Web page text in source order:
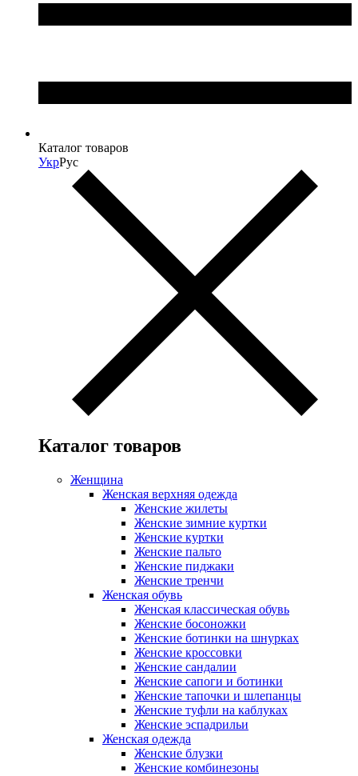
Каталог товаров
УкрРус
Каталог товаров
Женщина
Женская верхняя одежда
Женские жилеты
Женские зимние куртки
Женские куртки
Женские пальто
Женские пиджаки
Женские тренчи
Женская обувь
Женская классическая обувь
Женские босоножки
Женские ботинки на шнурках
Женские кроссовки
Женские сандалии
Женские сапоги и ботинки
Женские тапочки и шлепанцы
Женские туфли на каблуках
Женские эспадрильи
Женская одежда
Женские блузки
Женские комбинезоны